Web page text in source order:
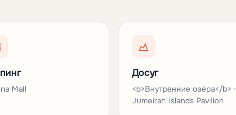
Mall
Досуг
<b>Внутренние озёра</b> ·
Jumeirah Islands Pavilion